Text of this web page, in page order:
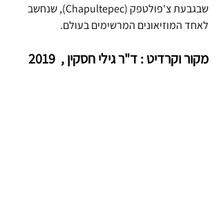
שבגבעת צ'פולטפק (Chapultepec), שנחשב
לאחד המוזיאונים המרשימים בעולם.
מקור וקרדיט : ד"ר גילי חסקין ,  2019